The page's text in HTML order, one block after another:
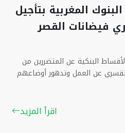
المغربية بتأجيل
فيضانات القصر
البنكية عن المتضررين من
عن العمل وتدهور أوضاعهم
اقرأ المزيد